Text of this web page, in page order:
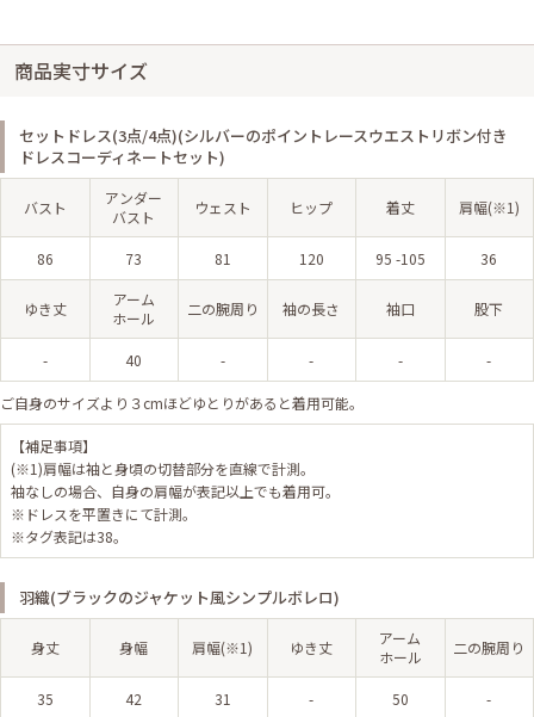
商品実寸サイズ
セットドレス(3点/4点)(シルバーのポイントレースウエストリボン付き
ドレスコーディネートセット)
バスト
アンダー
バスト
ウェスト ヒップ 着丈 肩幅(※1)
86 73 81 120 95 -105 36
ゆき丈
アーム
ホール
二の腕周り 袖の長さ 袖口 股下
- 40 - - - -
ご自身のサイズより３cmほどゆとりがあると着用可能。
【補足事項】
(※1)肩幅は袖と身頃の切替部分を直線で計測。
袖なしの場合、自身の肩幅が表記以上でも着用可。
※ドレスを平置きにて計測。
※タグ表記は38。
羽織(ブラックのジャケット風シンプルボレロ)
身丈 身幅 肩幅(※1) ゆき丈
アーム
ホール
二の腕周り
35 42 31 - 50 -